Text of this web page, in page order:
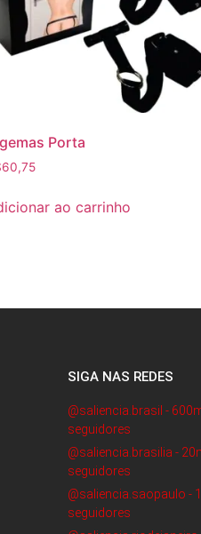
Porta
60,75
ao carrinho
SIGA NAS REDES
@saliencia.brasil -
seguidores
@saliencia.brasilia -
seguidores
@saliencia.saopaulo -
seguidores